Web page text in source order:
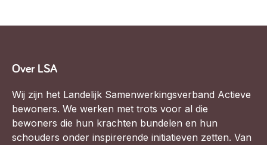
Over LSA
Wij zijn het Landelijk Samenwerkingsverband Actieve
bewoners. We werken met trots voor al die
bewoners die hun krachten bundelen en hun
schouders onder inspirerende initiatieven zetten. Van